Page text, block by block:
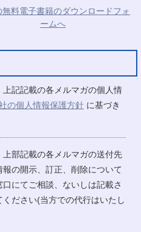
記記載の各メルマガの個人情
の個人情報保護方針 に基づき
部記載の各メルマガの送付先
の開示、訂正、削除について
にてご相談、ないしは記載さ
ださい(当方での代行はいたし